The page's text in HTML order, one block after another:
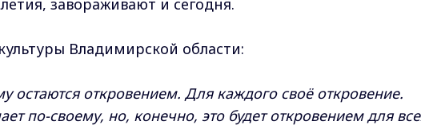
Владимирской области:
остаются откровением. Для каждого своё откровение.
по-своему, но, конечно, это будет откровением для